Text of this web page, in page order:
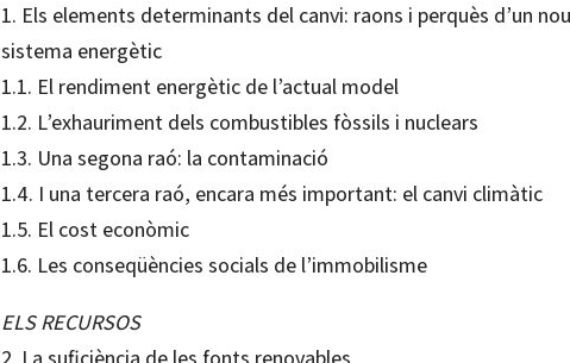
1. Els elements determinants del canvi: raons i perquès d’un nou
sistema energètic
1.1. El rendiment energètic de l’actual model
1.2. L’exhauriment dels combustibles fòssils i nuclears
1.3. Una segona raó: la contaminació
1.4. I una tercera raó, encara més important: el canvi climàtic
1.5. El cost econòmic
1.6. Les conseqüències socials de l’immobilisme
ELS RECURSOS